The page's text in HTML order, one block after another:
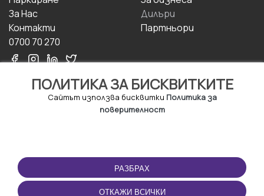
ПОЛИТИКА ЗА БИСКВИТКИТЕ
Сайтът използва бисквитки Политика за
поверителност
РАЗБРАХ
ОТКАЖИ ВСИЧКИ
За Hас
Контакти
0700 70 270
Дилъри
Партньори
ПОЛЗВАНЕ
Правила и условия за
ползване
ПРИЛОЖЕНИЕТО